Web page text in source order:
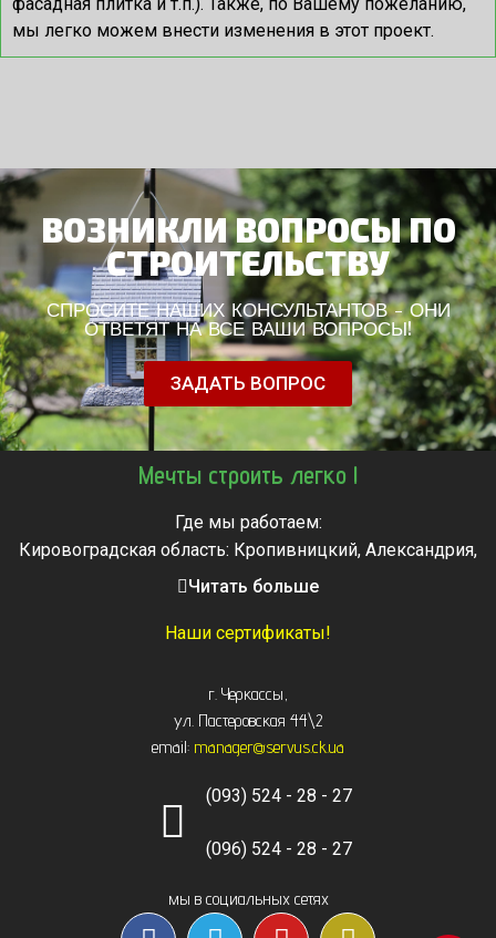
мы легко можем внести изменения в этот проект.
ВОЗНИКЛИ ВОПРОСЫ ПО
СТРОИТЕЛЬСТВУ
СПРОСИТЕ НАШИХ КОНСУЛЬТАНТОВ - ОНИ
ОТВЕТЯТ НА ВСЕ ВАШИ ВОПРОСЫ!
ЗАДАТЬ ВОПРОС
Мечты строить легко !
Где мы работаем:
Кировоградская область: Кропивницкий, Александрия,
Знаменка, Долинская, Новоархангельск, Светловодск
Звенигородка, Золотоноша, Каменка, Канев, Корсунь-
Монастырище, Смела, Тальное, Умань, Христиновка.
Черкассы, Чигирин, Чорнобай, Шпола
Читать больше
Наши сертификаты!
г. Черкассы
ул. Пастеровская 44\2
email: manager@servus.ck.ua
(093) 524 - 28 - 27
(096) 524 - 28 - 27
мы в социальных сетях